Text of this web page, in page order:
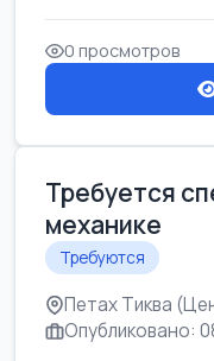
0 просмотров
Требуется
механике
Требуются
Петах Тиква
Опубликовано: